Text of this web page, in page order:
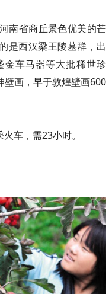
省商丘景色优美的芒
是西汉梁王陵墓群，出
车马器等大批稀世珍
壁画，早于敦煌壁画600
车，需23小时。